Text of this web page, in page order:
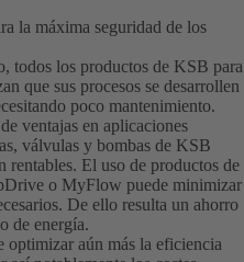
la máxima seguridad de los
todos los productos de KSB para
que sus procesos se desarrollen
poco mantenimiento.
ventajas en aplicaciones
válvulas y bombas de KSB
rentables. El uso de productos de
o MyFlow puede minimizar
De ello resulta un ahorro
de energía.
aún más la eficiencia